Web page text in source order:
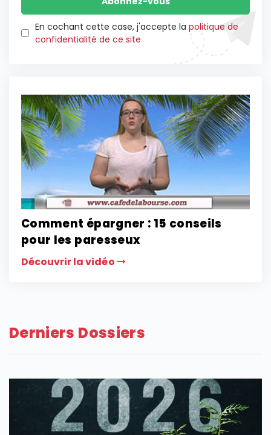
En cochant cette case, j'accepte la politique de
confidentialité de ce site
Comment épargner : 15 conseils
pour les paresseux
Découvrir la vidéo
Derniers Dossiers